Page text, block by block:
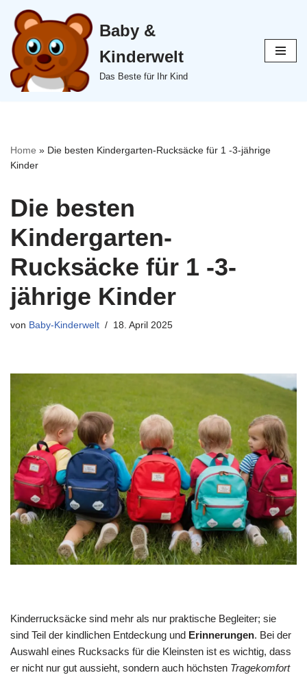
Zum
Inhalt
springen
Baby &
Kinderwelt
Das Beste für Ihr Kind
Home » Die besten Kindergarten-Rucksäcke für 1 -3-jährige
Kinder
Die besten
Kindergarten-
Rucksäcke für 1 -3-
jährige Kinder
von Baby-Kinderwelt 18. April 2025
Kinderrucksäcke sind mehr als nur praktische Begleiter; sie
sind Teil der kindlichen Entdeckung und Erinnerungen. Bei der
Auswahl eines Rucksacks für die Kleinsten ist es wichtig, dass
er nicht nur gut aussieht, sondern auch höchsten Tragekomfort